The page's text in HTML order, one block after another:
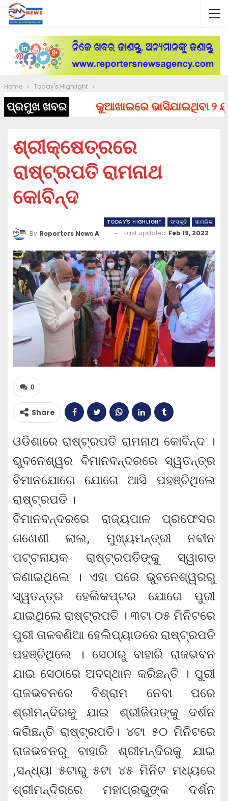
Home Today's Highlight
ପ୍ରମୁଖ ଖବର କୁଆଖାଇରେ ଭାସିଯାଇଥିବା ୨
ଶ୍ରୀକ୍ଷେତ୍ରରେ
ରାଷ୍ଟ୍ରପତି ରାମନାଥ
କୋବିନ୍ଦ
TODAY'S HIGHLIGHT ସଂସ୍କୃତି ସାମାଜିକ
By Reporters News Agency Last updated Feb 19, 2022
0
Share
ଓଡିଶାରେ ରାଷ୍ଟ୍ରପତି ରାମନାଥ କୋବିନ୍ଦ ।
ଭୁବନେଶ୍ୱର ବିମାନବନ୍ଦରରେ ସ୍ୱତନ୍ତ୍ର
ବିମାନଯୋଗେ ଯୋଗେ ଆସି ପହଞ୍ଚିଥିଲେ
ରାଷ୍ଟ୍ରପତି ।
ବିମାନବନ୍ଦରରେ ରାଜ୍ୟପାଳ ପ୍ରଫେସର
ଗଣେଶୀ ଲାଲ, ମୁଖ୍ୟମନ୍ତ୍ରୀ ନବୀନ
ପଟ୍ଟନାୟକ ରାଷ୍ଟ୍ରପତିଙ୍କୁ ସ୍ୱାଗତ
ଜଣାଇଥିଲେ । ଏହା ପରେ ଭୁବନେଶ୍ୱରରୁ
ସ୍ୱତନ୍ତ୍ର ହେଲିକପ୍ଟର ଯୋଗେ ପୁରୀ
ଯାଇଥିଲେ ରାଷ୍ଟ୍ରପତି । ୩ଟା ୦୫ ମିନିଟରେ
ପୁରୀ ତାଳବଣିଆ ହେଲିପ୍ୟାଡରେ ରାଷ୍ଟ୍ରପତି
ପହଞ୍ଚିଥିଲେ । ସେଠାରୁ ବାହାରି ରାଜଭବନ
ଯାଇ ସେଠାରେ ଅବସ୍ଥାନ କରିଛନ୍ତି । ପୁରୀ
ରାଜଭବନରେ ବିଶ୍ରାମ ନେବା ପରେ
ଶ୍ରୀମନ୍ଦିରକୁ ଯାଇ ଶ୍ରୀଜିଉଙ୍କୁ ଦର୍ଶନ
କରିଛନ୍ତି ରାଷ୍ଟ୍ରପତି। ୪ଟା ୫୦ ମିନିଟରେ
ରାଜଭବନରୁ ବାହାରି ଶ୍ରୀମନ୍ଦିରକୁ ଯାଇ
,ସନ୍ଧ୍ୟା ୫ଟାରୁ ୫ଟା ୪୫ ମିନିଟ ମଧ୍ୟରେ
ଶ୍ରୀମନ୍ଦିରରେ ମହାପ୍ରଭୁଙ୍କ ଦର୍ଶନ